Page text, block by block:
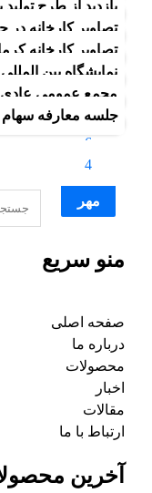
ت
بهمن
14
بهمن
بازدید از طرح
6
بهمن
تصاویر کارخانه
20
دی
تصاویر کارخانه
19
دی
نمایشگاه بین
24
تیر
مجمع عمومی عادی
6
جلسه معارفه سهام
4
مهر
منو سریع
صفحه اصلی
درباره ما
محصولات
اخبار
مقالات
ارتباط با ما
آخرین